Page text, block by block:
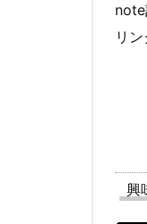
リ
興